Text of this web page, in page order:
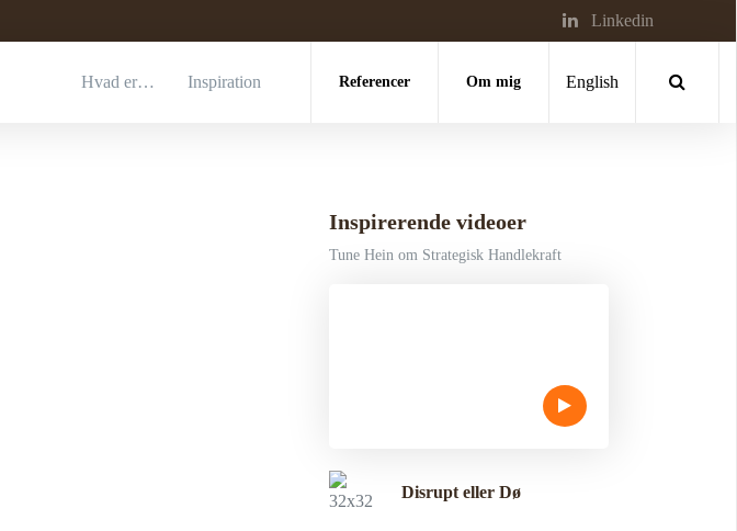
Linkedin
Hvad er… Inspiration Referencer Om mig English
Inspirerende videoer
Tune Hein om Strategisk Handlekraft
Disrupt eller Dø